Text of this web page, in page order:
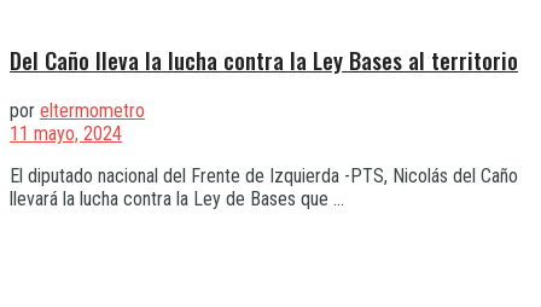
Del Caño lleva la lucha contra la Ley Bases al territorio
por eltermometro
11 mayo, 2024
El diputado nacional del Frente de Izquierda -PTS, Nicolás del Caño
llevará la lucha contra la Ley de Bases que ...